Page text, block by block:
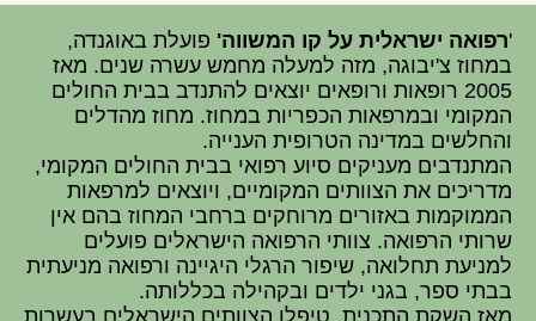
'רפואה ישראלית על קו המשווה' פועלת באוגנדה,
במחוז צ'יבוגה, מזה למעלה מחמש עשרה שנים. מאז
2005 רופאות ורופאים יוצאים להתנדב בבית החולים
המקומי ובמרפאות הכפריות במחוז. מחוז מהדלים
והחלשים במדינה הטרופית הענייה.
המתנדבים מעניקים סיוע רפואי בבית החולים המקומי,
מדריכים את הצוותים המקומיים, ויוצאים למרפאות
הממוקמות באזורים מרוחקים ברחבי המחוז בהם אין
שרותי הרפואה. צוותי הרפואה הישראלים פועלים
למניעת תחלואה, שיפור הרגלי היגיינה ורפואה מניעתית
בבתי ספר, בגני ילדים ובקהילה בכללותה.
מאז השקת התכנית, טיפלו הצוותים הישראלים בעשרות